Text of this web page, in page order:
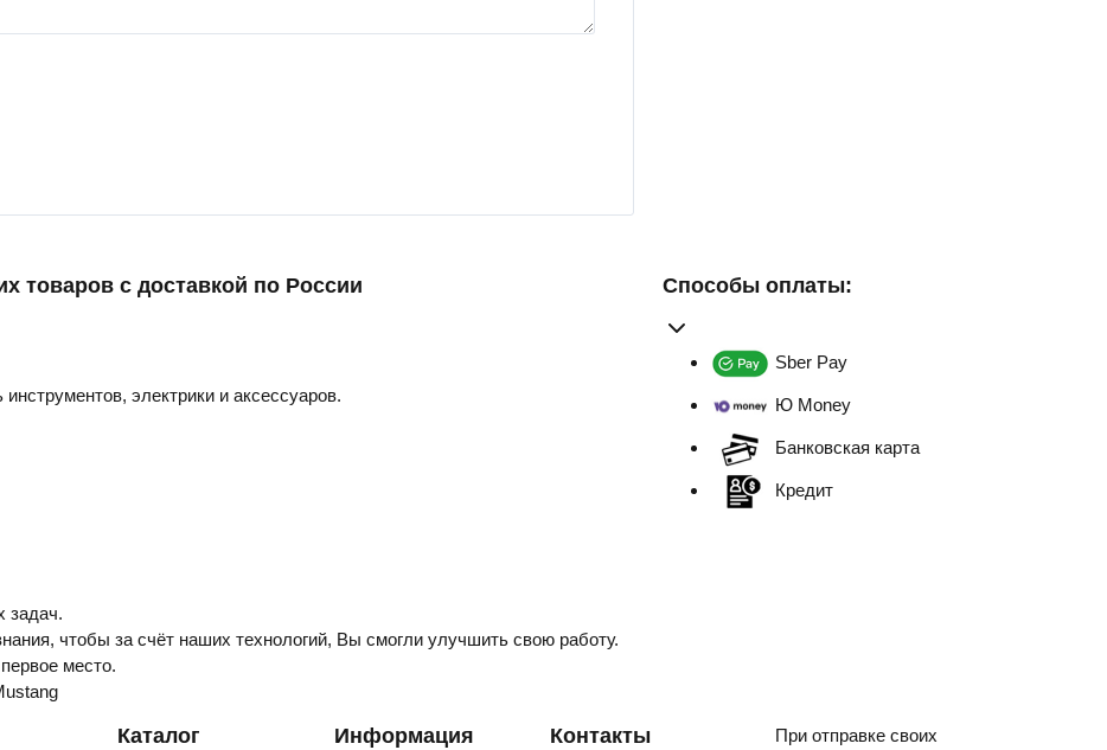
товаров с доставкой по России
электрики и аксессуаров.
задач.
чтобы за счёт наших технологий, Вы смогли улучшить свою работу.
место.
Способы оплаты:
Sber Pay
Ю Money
Банковская карта
Кредит
Каталог Информация Контакты
При отправке своих